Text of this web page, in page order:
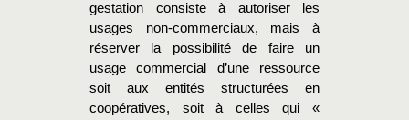
gestation consiste à autoriser les
usages non-commerciaux, mais à
réserver la possibilité de faire un
usage commercial d’une ressource
soit aux entités structurées en
coopératives, soit à celles qui «